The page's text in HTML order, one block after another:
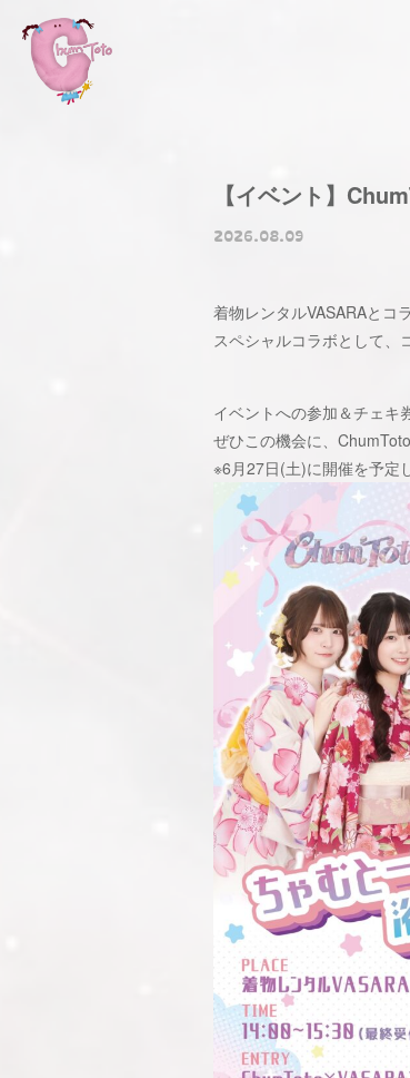
【イベント】
2026.08.09
着物レンタルVASARAとコ
スペシャルコラボとして、
イベントへの参加＆チェキ
ぜひこの機会に、
※6月27日(土)に開催を予定